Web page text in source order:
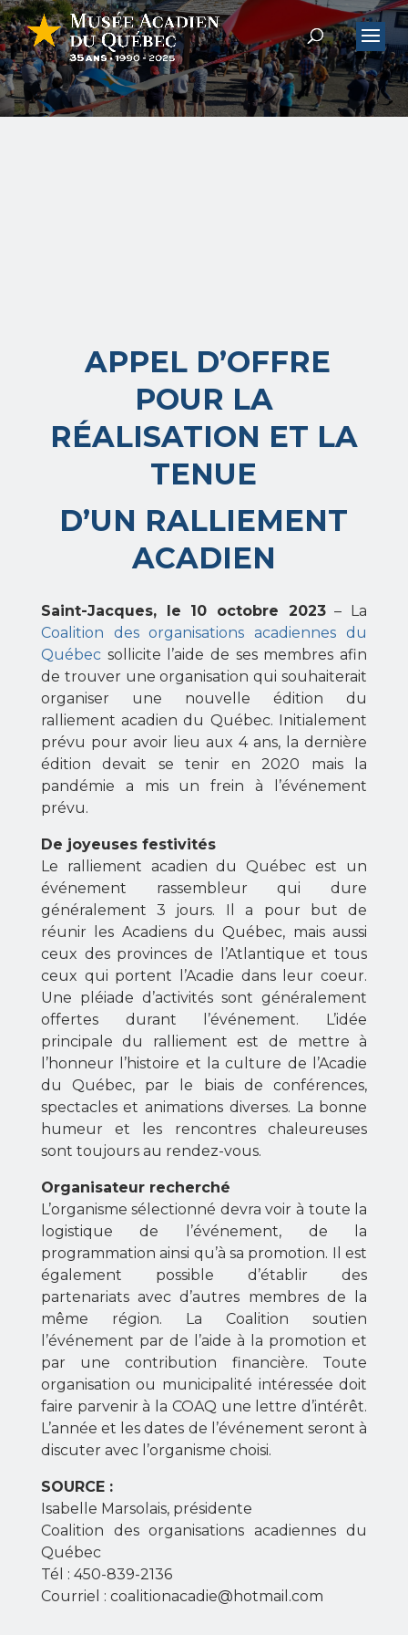
APPEL D’OFFRE
POUR LA
RÉALISATION ET LA
TENUE
D’UN RALLIEMENT
ACADIEN
Saint-Jacques, le 10 octobre 2023– La
Coalition des organisations acadiennes du
Québecsollicite l’aide de ses membres afin
de trouver une organisation qui souhaiterait
organiser une nouvelle édition du
ralliement acadien du Québec. Initialement
prévu pour avoir lieu aux 4 ans, la dernière
édition devait se tenir en 2020 mais la
pandémie a mis un frein à l’événement
prévu.
De joyeuses festivités
Le ralliement acadien du Québec est un
événement rassembleur qui dure
généralement 3 jours. Il a pour but de
réunir les Acadiens du Québec, mais aussi
ceux des provinces de l’Atlantique et tous
ceux qui portent l’Acadie dans leur coeur.
Une pléiade d’activités sont généralement
offertes durant l’événement. L’idée
principale du ralliement est de mettre à
l’honneur l’histoire et la culture de l’Acadie
du Québec, par le biais de conférences,
spectacles et animations diverses. La bonne
humeur et les rencontres chaleureuses
sont toujours au rendez-vous.
Organisateur recherché
L’organisme sélectionné devra voir à toute la
logistique de l’événement, de la
programmation ainsi qu’à sa promotion. Il est
également possible d’établir des
partenariats avec d’autres membres de la
même région. La Coalition soutien
l’événement par de l’aide à la promotion et
par une contribution financière. Toute
organisation ou municipalité intéressée doit
faire parvenir à la COAQ une lettre d’intérêt.
L’année et les dates de l’événement seront à
discuter avec l’organisme choisi.
SOURCE :
Isabelle Marsolais, présidente
Coalition des organisations acadiennes du
Québec
Tél : 450-839-2136
Courriel : coalitionacadie@hotmail.com